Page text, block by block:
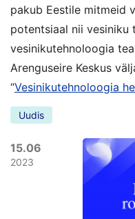
pakub Eestile mitmeid
potentsiaal nii vesiniku
vesinikutehnoloogia
Arenguseire Keskus
“Vesinikutehnoloogia
Uudis
15.06
2023